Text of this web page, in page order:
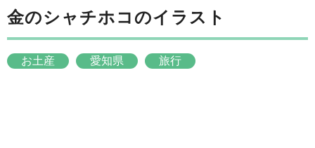
金のシャチホコのイラスト
お土産 愛知県 旅行